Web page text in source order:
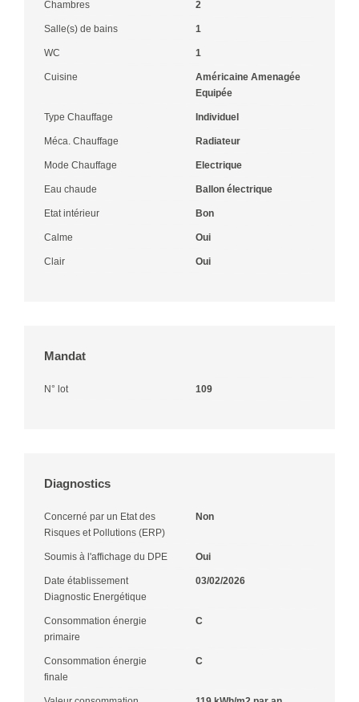
Chambres 2
Salle(s) de bains 1
WC 1
Cuisine
Américaine Amenagée
Equipée
Type Chauffage Individuel
Méca. Chauffage Radiateur
Mode Chauffage Electrique
Eau chaude Ballon électrique
Etat intérieur Bon
Calme Oui
Clair Oui
Mandat
N° lot 109
Diagnostics
Concerné par un Etat des
Risques et Pollutions (ERP)
Non
Soumis à l'affichage du DPE Oui
Date établissement
Diagnostic Energétique
03/02/2026
Consommation énergie
primaire
C
Consommation énergie
finale
C